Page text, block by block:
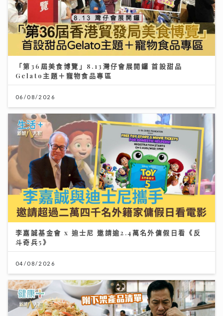
「第36屆美食博覽」8.13灣仔會展開鑼 首設甜品
Gelato主題＋寵物食品專區
06/08/2026
李嘉誠基金會 x 迪士尼 邀請逾2.4萬名外傭假日看《反
斗奇兵5》
04/08/2026